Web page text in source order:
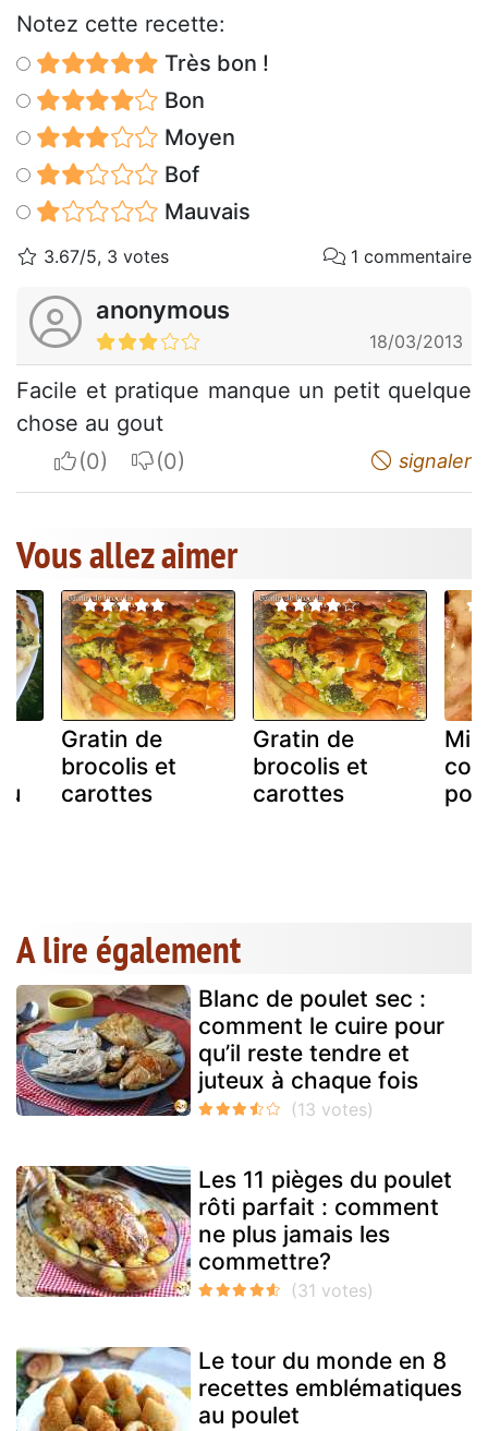
Notez cette recette:
Très bon !
Bon
Moyen
Bof
Mauvais
3.67/5, 3 votes 1 commentaire
anonymous
18/03/2013
Facile et pratique manque un petit quelque
chose au gout
I apreciateI do not appreciate signaler
Vous allez aimer
Gratin de
brocolis et
carottes
Gratin de
brocolis et
carottes
A lire également
Blanc de poulet sec :
comment le cuire pour
qu’il reste tendre et
juteux à chaque fois
Les 11 pièges du poulet
rôti parfait : comment
ne plus jamais les
commettre?
Le tour du monde en 8
recettes emblématiques
au poulet